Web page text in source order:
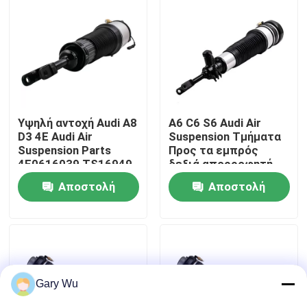
Σχετικά με εμάς
Επισκέψεις στο εργοστάσιο
Έλεγχος ποιότητας
Επικοινωνήστε μαζί μας
Ειδήσεις
Σύστημα εναέριας ανάρτησης αυτοκινήτου
Υψηλή αντοχή Audi A8
D3 4E Audi Air
Suspension Parts
4E0616039 TS16949
Πιστοποιημένο
Αποστολή
Α6 C6 S6 Audi Air
Suspension Τμήματα
Προς τα εμπρός
δεξιά απορροφητή
σοκ αυτοκινήτου
4F0616040Αποστολή
Gary Wu